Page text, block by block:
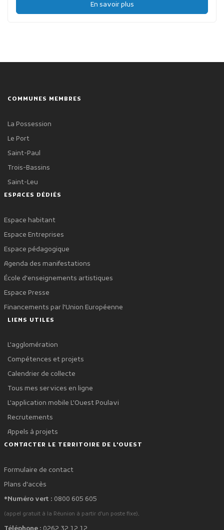
En savoir plus
COMMUNES MEMBRES
La Possession
Le Port
Saint-Paul
Trois-Bassins
Saint-Leu
ESPACES DÉDIÉS
Espace habitant
Espace Entreprises
Espace pédagogique
Agenda des manifestations
École d'enseignements artistiques
Espace Presse
Financements par l'Union Européenne
LIENS UTILES
L'agglomération
Compétences et projets
Calendrier de collecte
Tous mes services en ligne
L'application mobile L'Ouest Poulavi
Recrutements
Appels à projets
CONTACTER LE TERRITOIRE DE L'OUEST
Formulaire de contact
Plans d'accès
*Numéro vert : 0800 605 605
(appel gratuit à la Réunion à partir d'un poste fixe).